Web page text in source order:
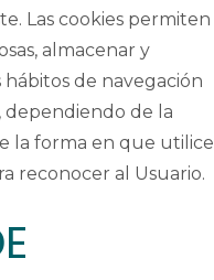
Las cookies permiten
almacenar y
de navegación
dependiendo de la
la forma en que utilice
reconocer al Usuario.